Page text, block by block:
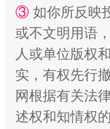
③ 如你所反映
或不文明用语
人或单位版权
实，有权先行
网根据有关法
述权和知情权